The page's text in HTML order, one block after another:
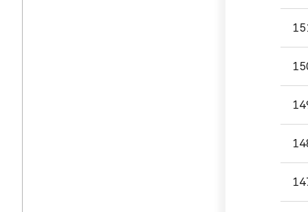
번호,
제목,
첨부
담당
조회